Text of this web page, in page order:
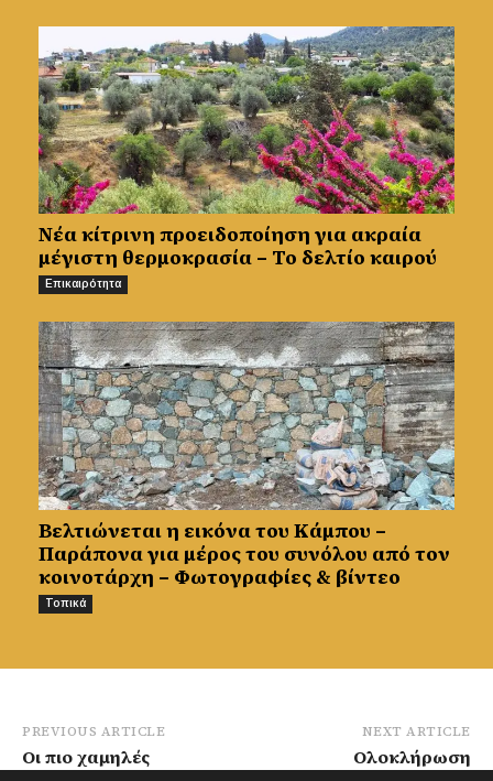
Νέα κίτρινη προειδοποίηση για ακραία
μέγιστη θερμοκρασία – Το δελτίο καιρού
Επικαιρότητα
Βελτιώνεται η εικόνα του Κάμπου –
Παράπονα για μέρος του συνόλου από τον
κοινοτάρχη – Φωτογραφίες & βίντεο
Τοπικά
PREVIOUS ARTICLE
Οι πιο χαμηλές
NEXT ARTICLE
Ολοκλήρωση